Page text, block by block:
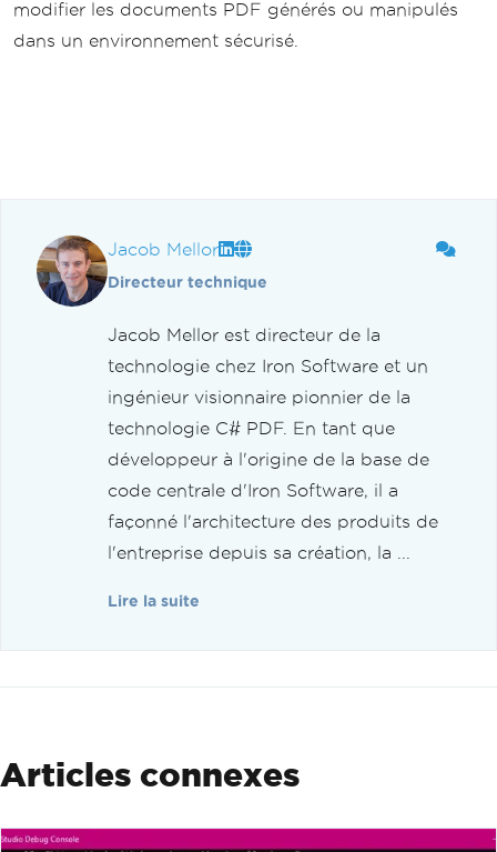
modifier les documents PDF générés ou manipulés
dans un environnement sécurisé.
Jacob Mellor
Directeur technique
Jacob Mellor est directeur de la
technologie chez Iron Software et un
ingénieur visionnaire pionnier de la
technologie C# PDF. En tant que
développeur à l'origine de la base de
code centrale d'Iron Software, il a
façonné l'architecture des produits de
l'entreprise depuis sa création, la ...
Lire la suite
Articles connexes